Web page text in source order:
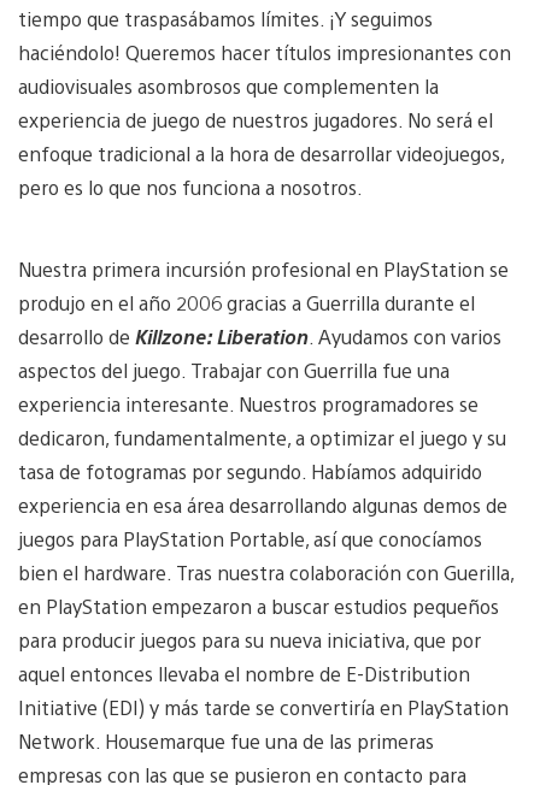
tiempo que traspasábamos límites. ¡Y seguimos
haciéndolo! Queremos hacer títulos impresionantes con
audiovisuales asombrosos que complementen la
experiencia de juego de nuestros jugadores. No será el
enfoque tradicional a la hora de desarrollar videojuegos,
pero es lo que nos funciona a nosotros.
Nuestra primera incursión profesional en PlayStation se
produjo en el año 2006 gracias a Guerrilla durante el
desarrollo de Killzone: Liberation. Ayudamos con varios
aspectos del juego. Trabajar con Guerrilla fue una
experiencia interesante. Nuestros programadores se
dedicaron, fundamentalmente, a optimizar el juego y su
tasa de fotogramas por segundo. Habíamos adquirido
experiencia en esa área desarrollando algunas demos de
juegos para PlayStation Portable, así que conocíamos
bien el hardware. Tras nuestra colaboración con Guerilla,
en PlayStation empezaron a buscar estudios pequeños
para producir juegos para su nueva iniciativa, que por
aquel entonces llevaba el nombre de E-Distribution
Initiative (EDI) y más tarde se convertiría en PlayStation
Network. Housemarque fue una de las primeras
empresas con las que se pusieron en contacto para